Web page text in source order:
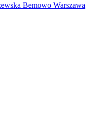
Bemowo Warszawa